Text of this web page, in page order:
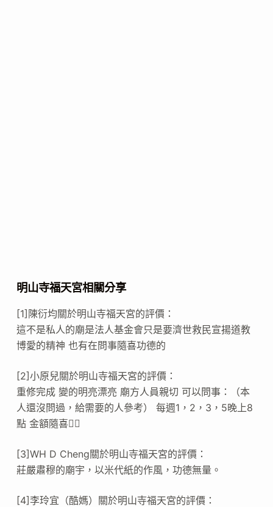
明山寺福天宮相關分享
[1]陳衍均關於明山寺福天宮的評價：
這不是私人的廟是法人基金會只是要濟世救民宣揚道教
博愛的精神 也有在問事隨喜功德的
[2]小原兒關於明山寺福天宮的評價：
重修完成 變的明亮漂亮 廟方人員親切 可以問事：（本
人還沒問過，給需要的人參考） 每週1，2，3，5晚上8
點 金額隨喜👍🏻
[3]WH D Cheng關於明山寺福天宮的評價：
莊嚴肅穆的廟宇，以米代紙的作風，功德無量。
[4]李玲宜（酷媽）關於明山寺福天宮的評價：